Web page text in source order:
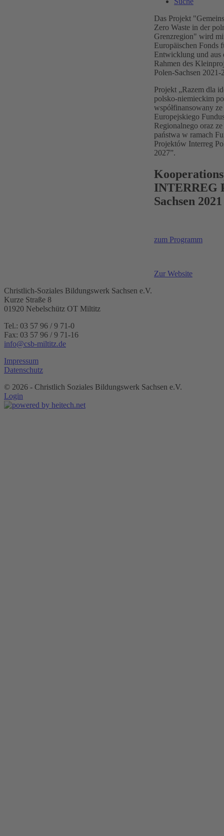
Das Projekt
Zero Waste in der
Grenzregion" wird
Europäischen Fonds
Entwicklung und aus
Rahmen des
Polen-Sachsen 2021-
Projekt „Razem dla
polsko-niemieckim
współfinansowany
Europejskiego
Regionalnego oraz
państwa w ramach
Projektów Interreg
2027”.
INTERREG
Sachsen
zum Programm
Zur Website
Christlich-Soziales Bildungswerk Sachsen e.V.
Kurze Straße 8
01920 Nebelschütz OT Miltitz
Tel.: 03 57 96 / 9 71-0
Fax: 03 57 96 / 9 71-16
info@csb-miltitz.de
Impressum
Datenschutz
© 2026 - Christlich Soziales Bildungswerk Sachsen e.V.
Login